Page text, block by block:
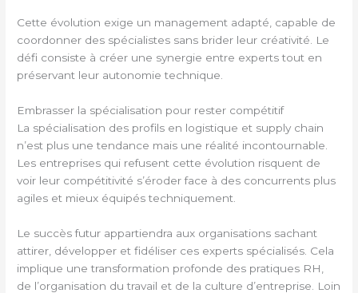
Cette évolution exige un management adapté, capable de
coordonner des spécialistes sans brider leur créativité. Le
défi consiste à créer une synergie entre experts tout en
préservant leur autonomie technique.
Embrasser la spécialisation pour rester compétitif
La spécialisation des profils en logistique et supply chain
n’est plus une tendance mais une réalité incontournable.
Les entreprises qui refusent cette évolution risquent de
voir leur compétitivité s’éroder face à des concurrents plus
agiles et mieux équipés techniquement.
Le succès futur appartiendra aux organisations sachant
attirer, développer et fidéliser ces experts spécialisés. Cela
implique une transformation profonde des pratiques RH,
de l’organisation du travail et de la culture d’entreprise. Loin